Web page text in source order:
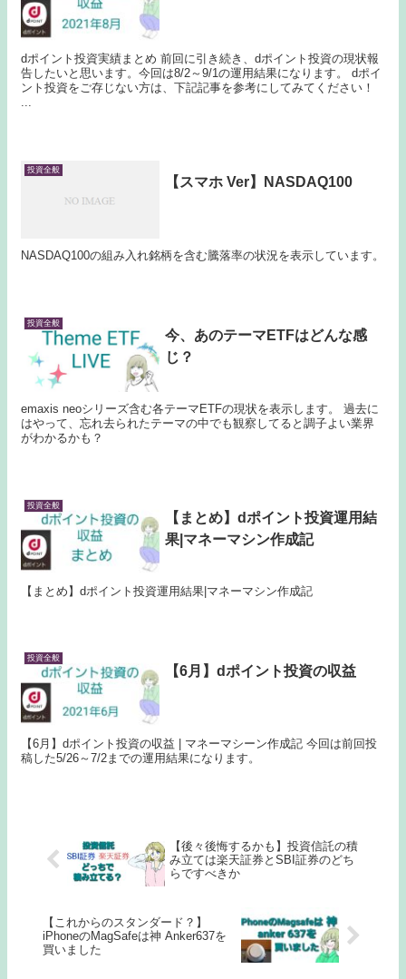
dポイント投資実績まとめ 前回に引き続き、dポイント投資の現状報
告したいと思います。今回は8/2～9/1の運用結果になります。 dポイ
ント投資をご存じない方は、下記記事を参考にしてみてください！
投資全般
【スマホ Ver】NASDAQ100
NASDAQ100の組み入れ銘柄を含む騰落率の状況を表示しています。
投資全般
今、あのテーマETFはどんな感
じ？
emaxis neoシリーズ含む各テーマETFの現状を表示します。 過去に
はやって、忘れ去られたテーマの中でも観察してると調子よい業界
がわかるかも？
投資全般
【まとめ】dポイント投資運用結
果|マネーマシン作成記
【まとめ】dポイント投資運用結果|マネーマシン作成記
投資全般
【6月】dポイント投資の収益
【6月】dポイント投資の収益 | マネーマシーン作成記 今回は前回投
稿した5/26～7/2までの運用結果になります。
【後々後悔するかも】投資信託の積
み立ては楽天証券とSBI証券のどち
らですべきか
【これからのスタンダード？】
iPhoneのMagSafeは神 Anker637を
買いました